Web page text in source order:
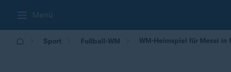
Menü
Sport Fußball-WM WM-Heimspiel für Messi